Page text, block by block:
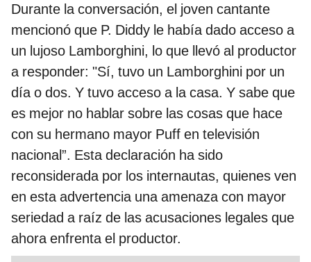
Durante la conversación, el joven cantante
mencionó que P. Diddy le había dado acceso a
un lujoso Lamborghini, lo que llevó al productor
a responder: "Sí, tuvo un Lamborghini por un
día o dos. Y tuvo acceso a la casa. Y sabe que
es mejor no hablar sobre las cosas que hace
con su hermano mayor Puff en televisión
nacional”. Esta declaración ha sido
reconsiderada por los internautas, quienes ven
en esta advertencia una amenaza con mayor
seriedad a raíz de las acusaciones legales que
ahora enfrenta el productor.